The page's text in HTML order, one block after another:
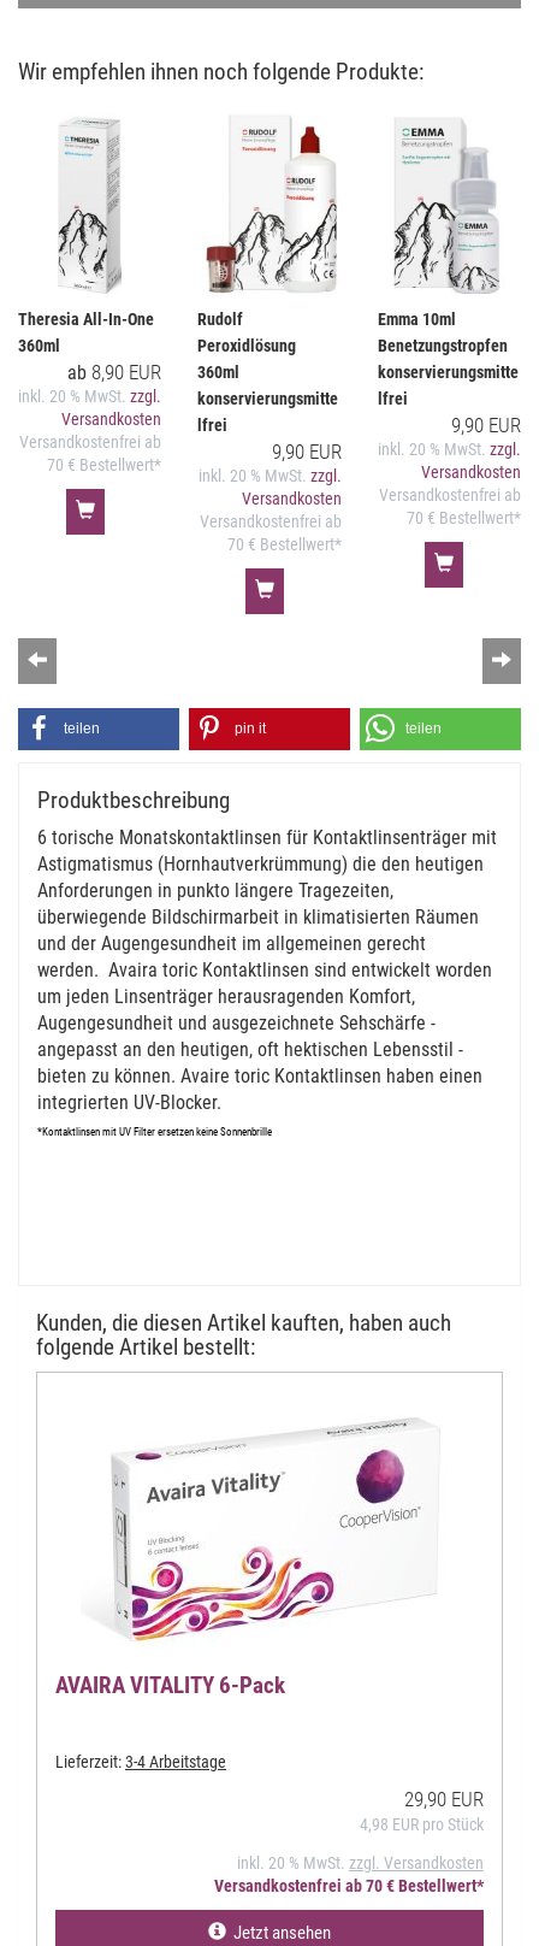
Wir empfehlen ihnen noch folgende Produkte:
Theresia All-In-One
360ml
ab 8,90 EUR
inkl. 20 % MwSt.zzgl.
Versandkosten
Versandkostenfrei ab
70 € Bestellwert*
Rudolf
Peroxidlösung
360ml
konservierungsmitte
lfrei
9,90 EUR
inkl. 20 % MwSt. zzgl.
Versandkosten
Versandkostenfrei ab
70 € Bestellwert*
Emma 10ml
Benetzungstropfen
konservierungsmitte
lfrei
9,90 EUR
inkl. 20 % MwSt. zzgl.
Versandkosten
Versandkostenfrei ab
70 € Bestellwert*
Zurück
teilen pin it teilen
Produktbeschreibung
6 torische Monatskontaktlinsen für Kontaktlinsenträger mit
Astigmatismus (Hornhautverkrümmung) die den heutigen
Anforderungen in punkto längere Tragezeiten,
überwiegende Bildschirmarbeit in klimatisierten Räumen
und der Augengesundheit im allgemeinen gerecht
werden. Avaira toric Kontaktlinsen sind entwickelt worden
um jeden Linsenträger herausragenden Komfort,
Augengesundheit und ausgezeichnete Sehschärfe -
angepasst an den heutigen, oft hektischen Lebensstil -
bieten zu können. Avaire toric Kontaktlinsen haben einen
integrierten UV-Blocker.
*Kontaktlinsen mit UV Filter ersetzen keine Sonnenbrille
Kunden, die diesen Artikel kauften, haben auch
folgende Artikel bestellt:
AVAIRA VITALITY 6-Pack
Lieferzeit:3-4 Arbeitstage
29,90 EUR
4,98 EUR pro Stück
inkl. 20 % MwSt. zzgl. Versandkosten
Versandkostenfrei ab 70 € Bestellwert*
Jetzt ansehen